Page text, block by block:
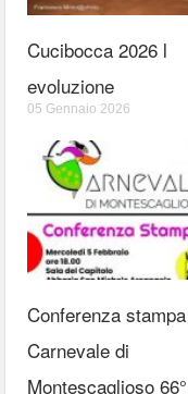
Cucibocca 2026 l
evoluzione
05 Gennaio 2026
Conferenza stampa
Carnevale di
Montescaglioso 66°